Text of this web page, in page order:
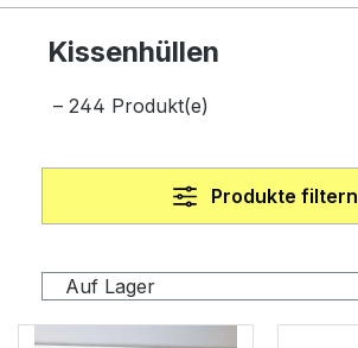
Kissenhüllen
– 244 Produkt(e)
Produkte filtern